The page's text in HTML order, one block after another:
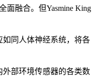
融合。但Yasmine King
同人体神经系统，将各
部环境传感器的各类数